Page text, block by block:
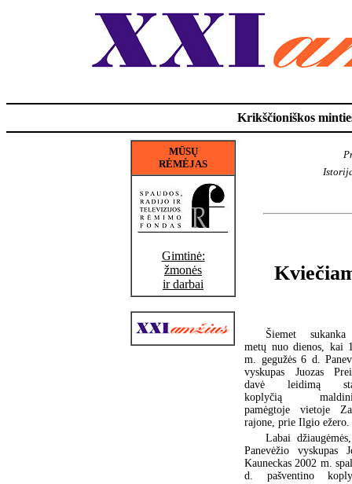
Krikščioniškos
MŪSŲ
RĖMĖJAS
Gimtinė:
žmonės
ir darbai
Šiemet
metų nuo dienos, kai
m. gegužės 6 d.
vyskupas Juozas
davė leidimą
koplyčią
pamėgtoje vietoje
rajone, prie Ilgio ežero.
Labai
Panevėžio vyskupas
Kauneckas 2002 m.
d. pašventino